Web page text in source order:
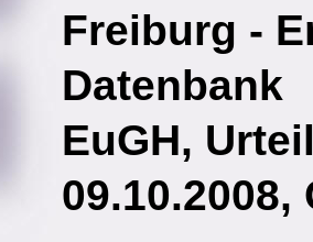
Freiburg -
Datenbank
EuGH,
09.10.2008,